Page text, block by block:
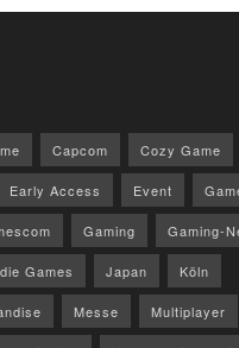
Capcom Cozy Game
Early Access Event
Gaming Gaming-
Games Japan Köln
Messe Multiplayer